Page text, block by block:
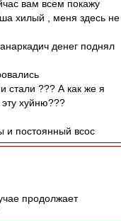
вам всем покажу
хилый , меня здесь не
денег поднял
стали ??? А как же я
хуйню???
и постоянный всос
продолжает